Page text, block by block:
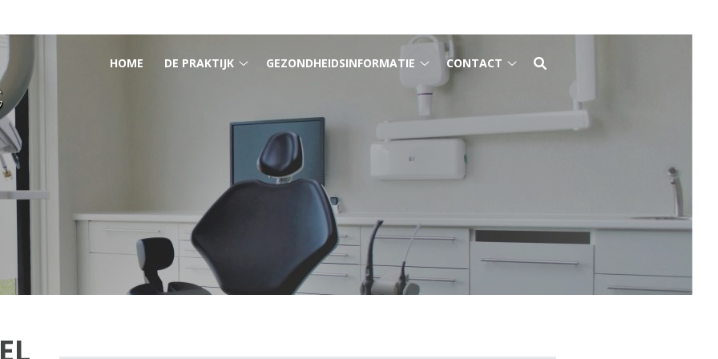
HOOFDMENU
HOME DE PRAKTIJK
submenu
GEZONDHEIDSINFORMATIE
Gezondheidsinformatie
submenu
CONTACT